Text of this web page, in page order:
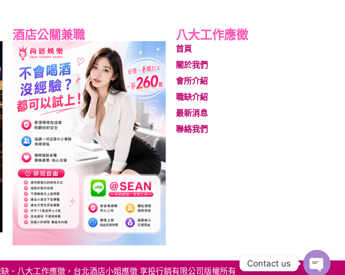
酒店公關兼職 八大工作應徵
首頁
關於我們
會所介紹
職缺介紹
最新消息
聯絡我們
、八大工作應徵，台北酒店小姐應徵 享投行銷有限公司版權所有
Contact us